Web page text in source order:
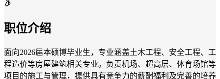
职位介绍
面向2026届本硕博毕业生，专业涵盖土木工程、安全工程、工
程造价等房屋建筑相关专业。负责机场、超高层、体育场馆等
项目的施工与管理，提供具有竞争力的薪酬福利及完善的培养